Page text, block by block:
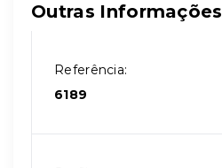
Outras Informações
Referência:
6189